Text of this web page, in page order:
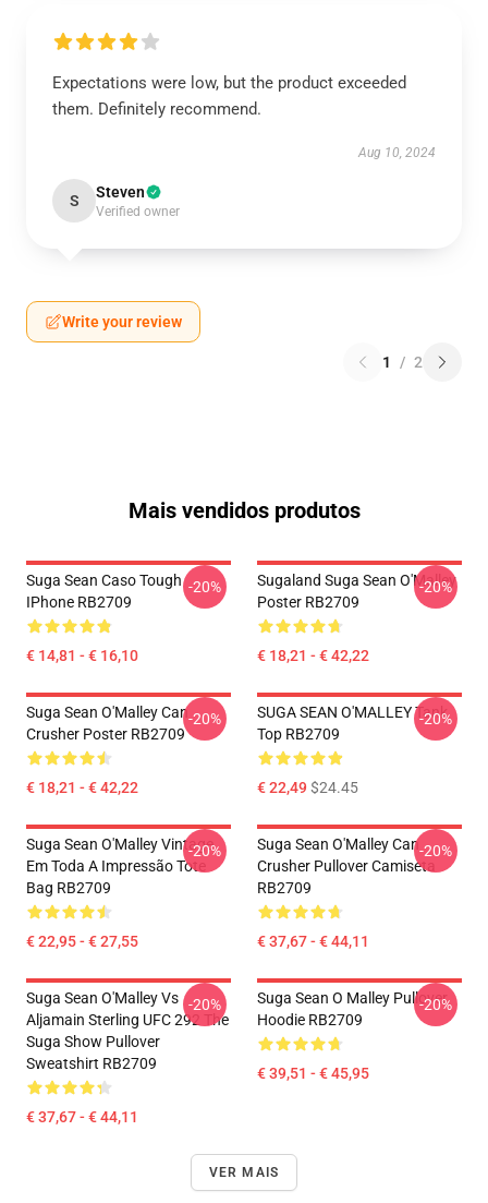
Expectations were low, but the product exceeded
them. Definitely recommend.
Aug 10, 2024
S Steven
Verified owner
Write your review
1 / 2
Mais vendidos produtos
Suga Sean Caso Tough
IPhone RB2709
€ 14,81 - € 16,10
-20%
Sugaland Suga Sean O'Malley
Poster RB2709
€ 18,21 - € 42,22
-20%
Suga Sean O'Malley Can
Crusher Poster RB2709
€ 18,21 - € 42,22
-20%
SUGA SEAN O'MALLEY Tank
Top RB2709
€ 22,49$24.45
-20%
Suga Sean O'Malley Vintage
Em Toda A Impressão Tote
Bag RB2709
€ 22,95 - € 27,55
-20%
Suga Sean O'Malley Can
Crusher Pullover Camiseta
RB2709
€ 37,67 - € 44,11
-20%
Suga Sean O'Malley Vs
Aljamain Sterling UFC 292 The
Suga Show Pullover
Sweatshirt RB2709
€ 37,67 - € 44,11
-20%
Suga Sean O Malley Pullover
Hoodie RB2709
€ 39,51 - € 45,95
-20%
VER MAIS